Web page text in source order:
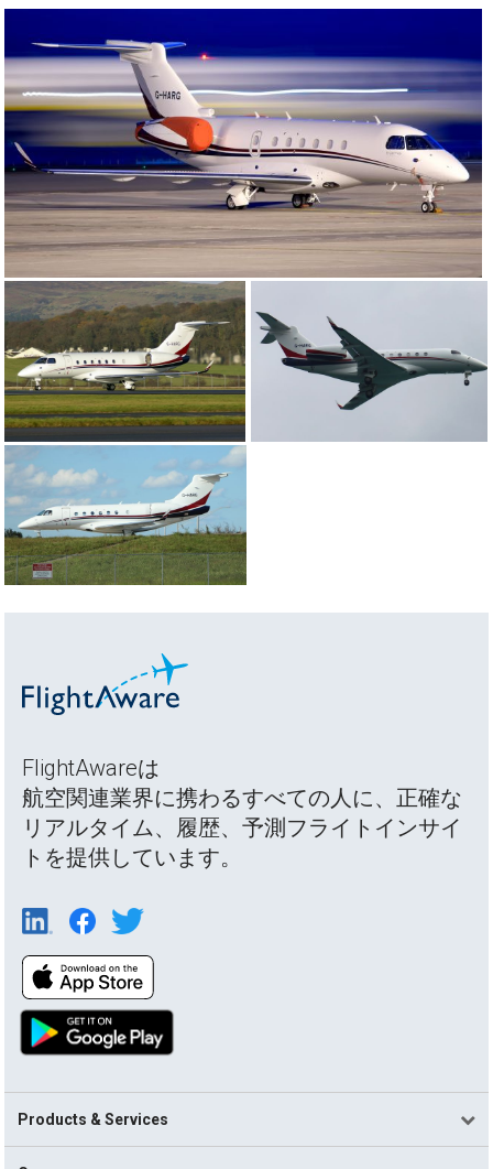
FlightAwareは
航空関連業界に携わるすべての人に、正確な
リアルタイム、履歴、予測フライトインサイ
トを提供しています。
Products & Services